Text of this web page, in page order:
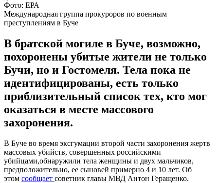
Фото: ЕРА
Международная группа прокуроров по военным
преступлениям в Буче
В братской могиле в Буче, возможно,
похоронены убитые жители не только
Бучи, но и Гостомеля. Тела пока не
идентифицированы, есть только
приблизительный список тех, кто мог
оказаться в месте массового
захоронения.
В Буче во время эксгумации второй части захоронения жертв
массовых убийств, совершенных российскими
убийцами,обнаружили тела женщины и двух мальчиков,
предположительно, ее сыновей примерно 4 и 10 лет. Об
этом сообщает советник главы МВД Антон Геращенко.